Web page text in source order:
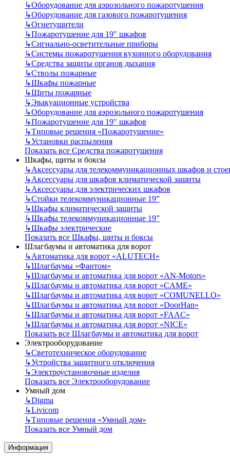
↳Оборудование для аэрозольного пожаротушения
↳Оборудование для газового пожаротушения
↳Огнетушители
↳Пожаротушение для 19" шкафов
↳Сигнально-осветительные приборы
↳Системы пожаротушения кухонного оборудования
↳Средства защиты органов дыхания
↳Стволы пожарные
↳Шкафы пожарные
↳Щиты пожарные
↳Эвакуационные устройства
↳Оборудование для аэрозольного пожаротушения
↳Пожаротушение для 19" шкафов
↳Типовые решения «Пожаротушение»
↳Установки распыления
Показать все Средства пожаротушения
Шкафы, щиты и боксы
↳Аксессуары для телекоммуникационных шкафов и
↳Аксессуары для шкафов климатической защиты
↳Аксессуары для электрических шкафов
↳Стойки телекоммуникационные 19”
↳Шкафы климатической защиты
↳Шкафы телекоммуникационные 19”
↳Шкафы электрические
Показать все Шкафы, щиты и боксы
Шлагбаумы и автоматика для ворот
↳Автоматика для ворот «ALUTECH»
↳Шлагбаумы «Фантом»
↳Шлагбаумы и автоматика для ворот «AN-Motors»
↳Шлагбаумы и автоматика для ворот «CAME»
↳Шлагбаумы и автоматика для ворот «COMUNELLO»
↳Шлагбаумы и автоматика для ворот «DoorHan»
↳Шлагбаумы и автоматика для ворот «FAAC»
↳Шлагбаумы и автоматика для ворот «NICE»
Показать все Шлагбаумы и автоматика для ворот
Электрооборудование
↳Светотехническое оборудование
↳Устройства защитного отключения
↳Электроустановочные изделия
Показать все Электрооборудование
Умный дом
↳Digma
↳Livicom
↳Типовые решения «Умный дом»
Показать все Умный дом
Информация